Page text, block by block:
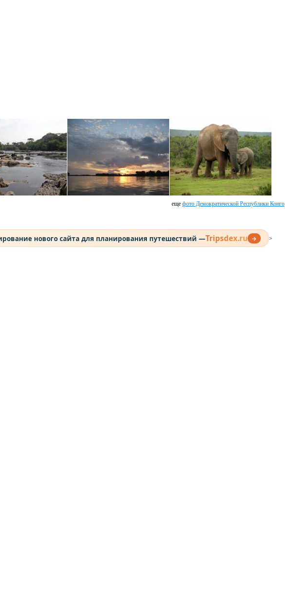
еще фото Демократической Республики Конго
нового сайта для планирования путешествий —Tripsdex.ru → >